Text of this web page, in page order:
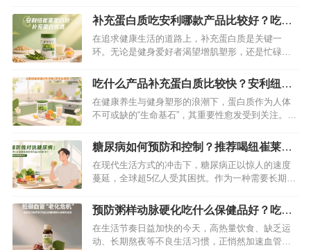
会有预警的，我们一旦发现预警了，就要严格注意
了。下面给大家分享下肝脏不好的症状和吃什么能
改善。…
补充蛋白质吃安利哪款产品比较好？吃这
款纽崔莱蛋白粉最好
在追求健康生活的道路上，补充蛋白质是关键一
环。无论是健身爱好者渴望增肌塑形，还是忙碌的
望增强抵抗力，优质蛋白质的摄入都必不可少。今
天，就给大家安利一款口碑与品质俱佳的蛋白质补
充神器——安利纽崔莱多种植物蛋白粉。…
吃什么产品补充蛋白质比较快？安利纽崔
莱蛋白粉别错过
在健康养生与健身塑形的浪潮下，蛋白质作为人体
不可或缺的“生命基石”，其重要性愈发受到关注。无
复，亦或是老年人维持机体活力，及时高效地补充
蛋白质都至关重要。面对市面上琳琅满目的蛋白质
补充产品，究竟哪一款能快速满足身体需求？答案
非安利纽崔莱蛋白粉莫属，它凭借科…
糖尿病如何预防和控制？推荐喝纽崔莱基
源欣活饮品
在现代生活方式的冲击下，糖尿病正以惊人的速度
蔓延，全球超5亿人受其困扰。作为一种需要长期干
方式的调整，科学的营养补充同样关键。纽崔莱基
源欣活饮品凭借其独特的配方设计，为糖尿病管理
提供了新的解决方案，成为健康防线中的重要一
环。…
预防粥样动脉硬化吃什么保健品好？吃这
款纽崔莱汉本萃葆芯饮品最好
在生活节奏日益加快的今天，高热量饮食、缺乏运
动、长期熬夜等不良生活习惯，正悄然加速血管的